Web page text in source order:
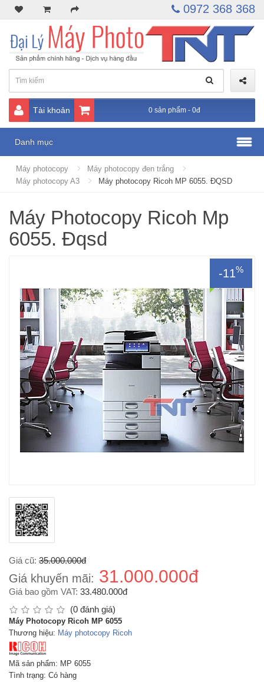
0972 368 368
Tài khoản 0 sản phẩm - 0đ
Danh mục
Máy photocopy
Máy photocopy đen trắng
Máy photocopy A3
Máy photocopy Ricoh MP 6055. ĐQSD
Máy Photocopy Ricoh Mp
6055. Đqsd
-11%
Giá cũ: 35.000.000đ
Giá khuyến mãi: 31.000.000đ
Giá bao gồm VAT: 33.480.000đ
(0 đánh giá)
Máy Photocopy Ricoh MP 6055
Thương hiệu: Máy photocopy Ricoh
Mã sản phẩm: MP 6055
Tình trạng: Có hàng